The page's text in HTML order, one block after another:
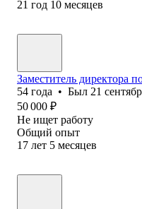
21 год 10 месяцев
Заместитель директора
54 года • Был 21
50 000 ₽
Не ищет работу
Общий опыт
17 лет 5 месяцев